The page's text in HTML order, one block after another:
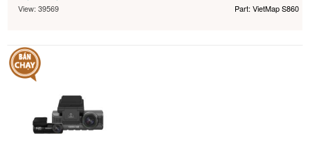
View: 39569 Part: VietMap S860